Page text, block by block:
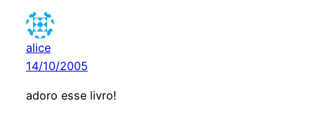
alice
14/10/2005
adoro esse livro!